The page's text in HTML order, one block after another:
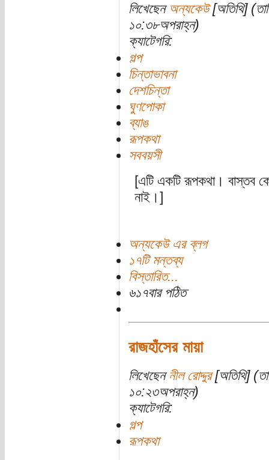
লিখেছেন অন্যকেউ[অতিথি]
১০:৩৮অপরাহ্ন)
ক্যাটেগরি:
গল্প
চিন্তাভাবনা
দেশচিন্তা
ঘুণপোকা
ব্যাঙ
রূপকথা
সববয়সী
[এটি একটি রূপকথা। বাস্তব
নাই।]
অন্যকেউ এর ব্লগ
১৭টি মন্তব্য
বিস্তারিত...
৬১৭বার পঠিত
রাজহাঁসের মায়া
লিখেছেন নীল রোদ্দুর[অতিথি]
১০:২৩অপরাহ্ন)
ক্যাটেগরি:
গল্প
রূপকথা